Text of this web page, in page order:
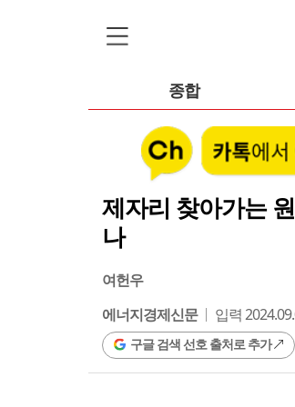
종합
제자리 찾아가는 원
나
여헌우
에너지경제신문
입력
구글 검색 선호 출처로 추가